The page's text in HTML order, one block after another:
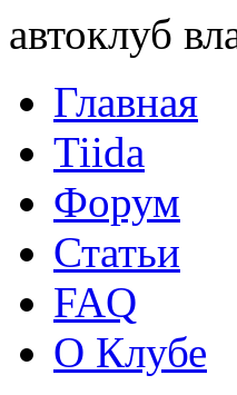
автоклуб
Главная
Tiida
Форум
Статьи
FAQ
О Клубе